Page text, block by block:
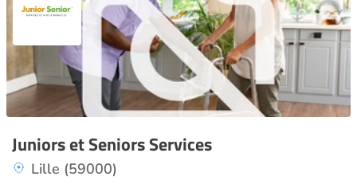
Juniors et Seniors Services
Lille (59000)